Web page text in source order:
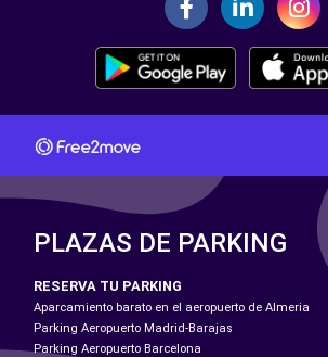
PLAZAS DE PARKING
RESERVA TU PARKING
Aparcamiento barato en el aeropuerto de Almeria
Parking Aeropuerto Madrid-Barajas
Parking Aeropuerto Barcelona